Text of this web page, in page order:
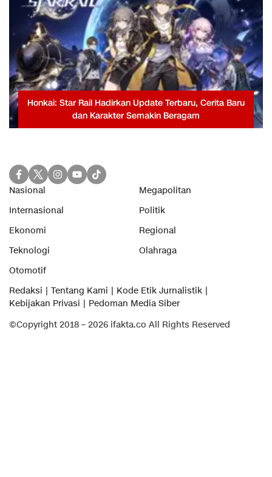
Honkai: Star Rail Hadirkan Update Terbaru, Cerita Baru
dan Karakter Semakin Beragam
Nasional
Megapolitan
Internasional
Politik
Ekonomi
Regional
Teknologi
Olahraga
Otomotif
Redaksi
Tentang Kami
Kode Etik Jurnalistik
Kebijakan Privasi
Pedoman Media Siber
©Copyright 2018 – 2026 ifakta.co All Rights Reserved